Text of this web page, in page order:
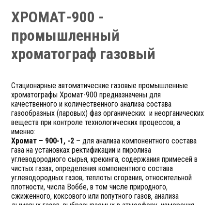
ХРОМАТ-900 -
промышленный
хроматограф газовый
Стационарные автоматические газовые промышленные
хроматографы Хромат-900 предназначены для
качественного и количественного анализа состава
газообразных (паровых) фаз органических и неорганических
веществ при контроле технологических процессов, а
именно:
Хромат – 900-1, -2– для анализа компонентного состава
газа на установках ректификации и пиролиза
углеводородного сырья, крекинга, содержания примесей в
чистых газах, определения компонентного состава
углеводородных газов, теплоты сгорания, относительной
плотности, числа Воббе, в том числе природного,
сжиженного, коксового или попутного газов, анализа